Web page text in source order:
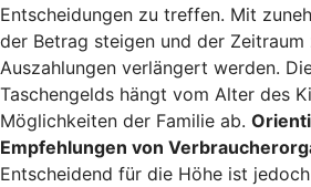
Entscheidungen zu treffen. Mit
der Betrag steigen und der Zeitraum
Auszahlungen verlängert werden.
Taschengelds hängt vom Alter des
Möglichkeiten der Familie ab.
Empfehlungen von
Entscheidend für die Höhe ist